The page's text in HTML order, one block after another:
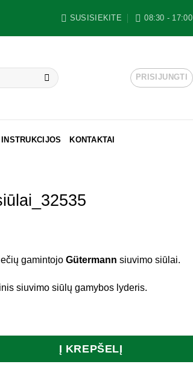
SUSISIEKITE 08:30 - 17:00
PRISIJUNGTI
INSTRUKCIJOS KONTAKTAI
gamintojo Gütermann siuvimo siūlai.
siuvimo siūlų gamybos lyderis.
Į KREPŠELĮ